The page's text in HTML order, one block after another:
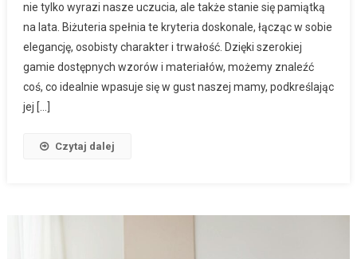
nie tylko wyrazi nasze uczucia, ale także stanie się pamiątką
na lata. Biżuteria spełnia te kryteria doskonale, łącząc w sobie
elegancję, osobisty charakter i trwałość. Dzięki szerokiej
gamie dostępnych wzorów i materiałów, możemy znaleźć
coś, co idealnie wpasuje się w gust naszej mamy, podkreślając
jej […]
Czytaj dalej